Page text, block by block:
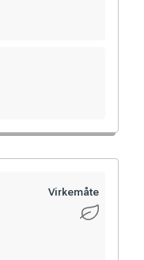
Virkemåte